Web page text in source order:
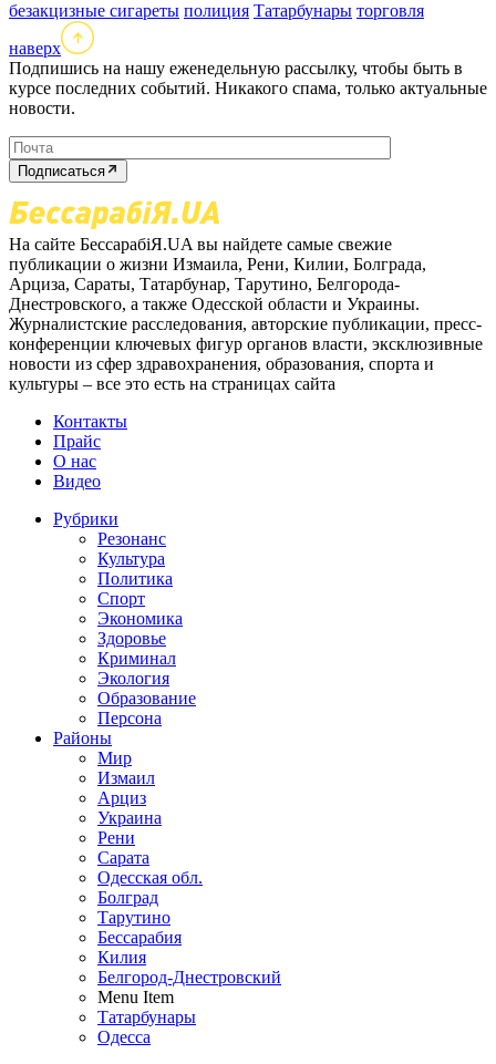
безакцизные сигареты полиция Татарбунары торговля
наверх
Подпишись на нашу еженедельную рассылку, чтобы быть в
курсе последних событий. Никакого спама, только актуальные
новости.
Подписаться
На сайте БессарабіЯ.UA вы найдете самые свежие
публикации о жизни Измаила, Рени, Килии, Болграда,
Арциза, Сараты, Татарбунар, Тарутино, Белгорода-
Днестровского, а также Одесской области и Украины.
Журналистские расследования, авторские публикации, пресс-
конференции ключевых фигур органов власти, эксклюзивные
новости из сфер здравохранения, образования, спорта и
культуры – все это есть на страницах сайта
Контакты
Прайс
О нас
Видео
Рубрики
Резонанс
Культура
Политика
Спорт
Экономика
Здоровье
Криминал
Экология
Образование
Персона
Районы
Мир
Измаил
Арциз
Украина
Рени
Сарата
Одесская обл.
Болград
Тарутино
Бессарабия
Килия
Белгород-Днестровский
Menu Item
Татарбунары
Одесса